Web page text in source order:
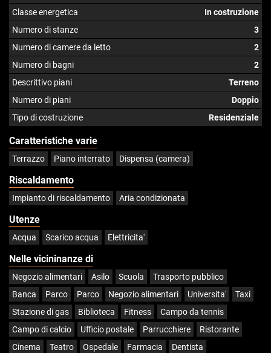
Classe energetica
In costruzione
Numero di stanze
3
Numero di camere da letto
2
Numero di bagni
2
Descrittivo piani
Terreno
Numero di piani
Doppio
Tipo di costruzione
Residenziale
Caratteristiche varie
Terrazzo Piano interrato Dispensa (camera)
Riscaldamento
Impianto di riscaldamento Aria condizionata
Utenze
Acqua Scarico acqua Elettricita'
Nelle vicininanze di
Negozio alimentari Asilo Scuola
Trasporto pubblico
Banca
Parco Parco Negozio alimentari Universita'
Taxi
Stazione di gas
Biblioteca Fitness
Campo da tennis
Campo di calcio
Ufficio postale Parrucchiere
Ristorante
Cinema
Teatro Ospedale Farmacia
Dentista